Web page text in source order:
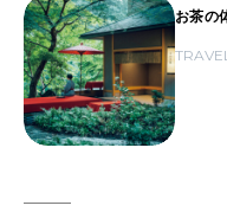
お茶の
TRAVEL